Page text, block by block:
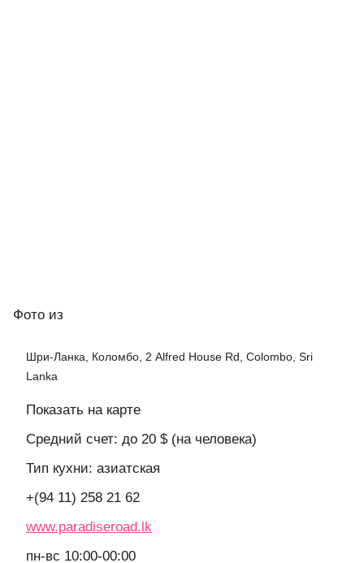
Фото из
Шри-Ланка, Коломбо, 2 Alfred House Rd, Colombo, Sri
Lanka
Показать на карте
Средний счет: до 20 $ (на человека)
Тип кухни: азиатская
+(94 11) 258 21 62
www.paradiseroad.lk
пн-вс 10:00-00:00